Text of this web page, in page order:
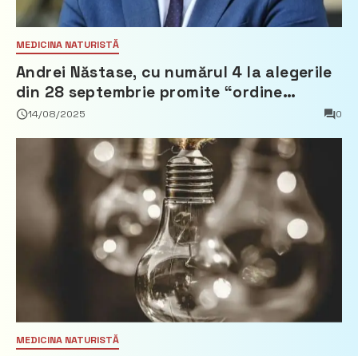
MEDICINA NATURISTĂ
Andrei Năstase, cu numărul 4 la alegerile
din 28 septembrie promite “ordine
europeană” și 10 miliarde pentru cetățeni
14/08/2025 0
MEDICINA NATURISTĂ